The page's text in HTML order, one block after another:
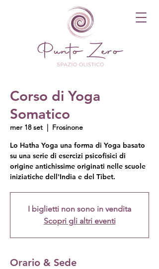
Corso di Yoga
Somatico
mer 18 set
  |
Frosinone
Lo Hatha Yoga una forma di Yoga basato
su una serie di esercizi psicofisici di
origine antichissime originati nelle scuole
iniziatiche dell'India e del Tibet.
I biglietti non sono in vendita
Scopri gli altri eventi
Orario & Sede